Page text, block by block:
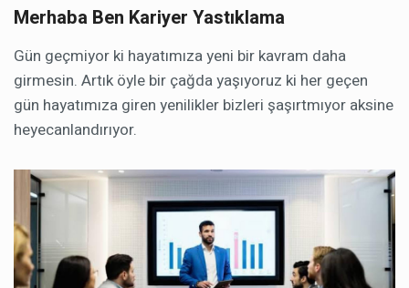
Merhaba Ben Kariyer Yastıklama
Gün geçmiyor ki hayatımıza yeni bir kavram daha
girmesin. Artık öyle bir çağda yaşıyoruz ki her geçen
gün hayatımıza giren yenilikler bizleri şaşırtmıyor aksine
heyecanlandırıyor.